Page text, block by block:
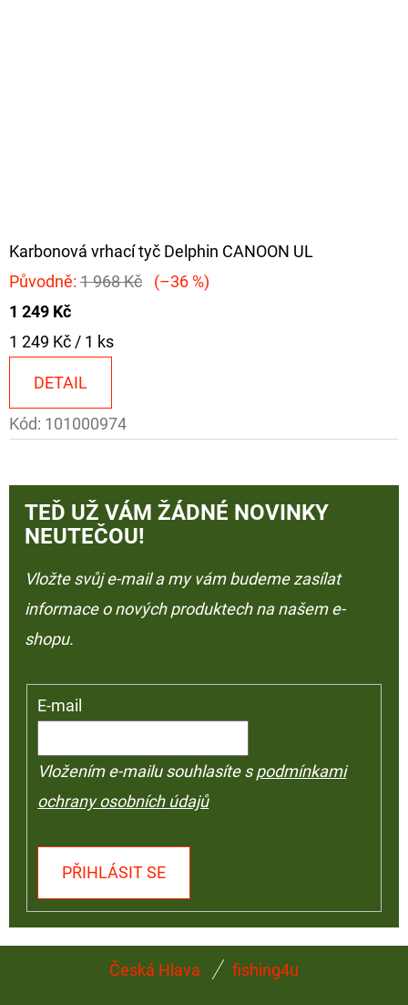
Karbonová vrhací tyč Delphin CANOON UL
Původně: 1 968 Kč
(–36 %)
1 249 Kč
Měrná
1 249 Kč / 1 ks
DETAIL
Kód: 101000974
TEĎ UŽ VÁM ŽÁDNÉ NOVINKY
NEUTEČOU!
Vložte svůj e-mail a my vám budeme zasílat
informace o nových produktech na našem e-
shopu.
E-mail
Vložením e-mailu souhlasíte spodmínkami
ochrany osobních údajů
PŘIHLÁSIT SE
Česká Hlava fishing4u